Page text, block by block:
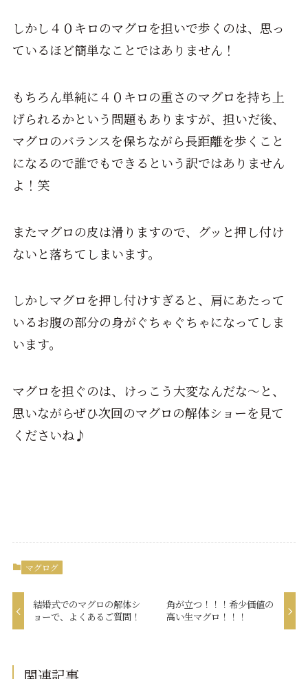
しかし４０キロのマグロを担いで歩くのは、思っ
ているほど簡単なことではありません！
もちろん単純に４０キロの重さのマグロを持ち上
げられるかという問題もありますが、担いだ後、
マグロのバランスを保ちながら長距離を歩くこと
になるので誰でもできるという訳ではありません
よ！笑
またマグロの皮は滑りますので、グッと押し付け
ないと落ちてしまいます。
しかしマグロを押し付けすぎると、肩にあたって
いるお腹の部分の身がぐちゃぐちゃになってしま
います。
マグロを担ぐのは、けっこう大変なんだな～と、
思いながらぜひ次回のマグロの解体ショーを見て
くださいね♪
マグログ
結婚式でのマグロの解体シ
ョーで、よくあるご質問！
角が立つ！！！希少価値の
高い生マグロ！！！
関連記事